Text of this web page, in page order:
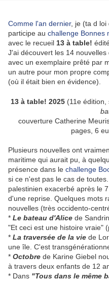
Comme l'an dernier, je (ta d loi
participe au challenge Bonnes
avec le recueil 13 à table!
J'ai découvert les 14
avec un exemplaire prêté par
un autre pour mon propre
(où il était bien en évidence).
13 à table! 2025 (11e édition,
couverture Catherine
pages, 6
Plusieurs nouvelles ont
maritime qui aurait pu, à
présence dans le challenge
si ce n'est pas le cas de
palestinien exacerbé après le
d'une reprise. Quelques mots
nouvelles (très occidento-
* Le bateau d'Alice de
"Et ceci est une histoire vraie"
* La traversée de la vie de
une île. C'est
* Octobre de Karine Giebel
à travers deux enfants de 12
* Dans "Tous dans le même